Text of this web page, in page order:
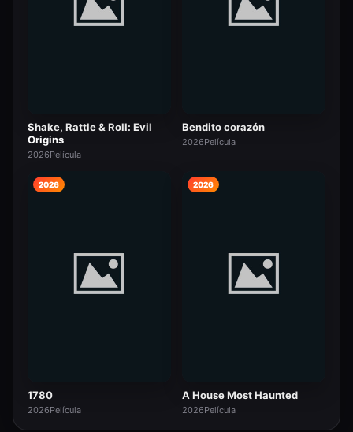
Shake, Rattle & Roll: Evil
Origins
2026Película
Bendito corazón
2026Película
2026
1780
2026Película
2026
A House Most Haunted
2026Película